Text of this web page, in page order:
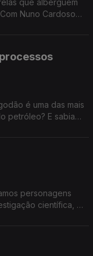
que alberguem
Nuno Cardoso
é uma das mais
petróleo? E sabia
personagens
científica, já